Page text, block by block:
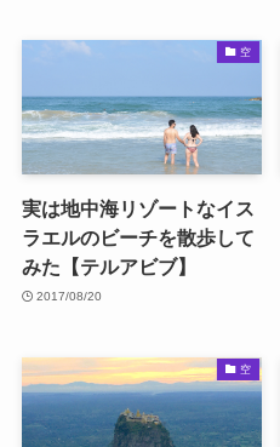
空
実は地中海リゾートなイス
ラエルのビーチを散歩して
みた【テルアビブ】
2017/08/20
空